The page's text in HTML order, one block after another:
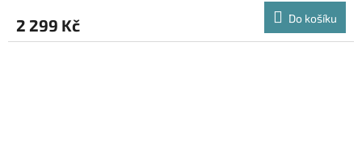
2 299 Kč Do košíku